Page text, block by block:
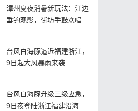
漳州夏夜消暑新玩法：江边
垂钓观影，街坊手鼓欢唱
台风白海豚逼近福建浙江，
9日起大风暴雨来袭
台风白海豚升级三级应急，
9日夜登陆浙江福建沿海